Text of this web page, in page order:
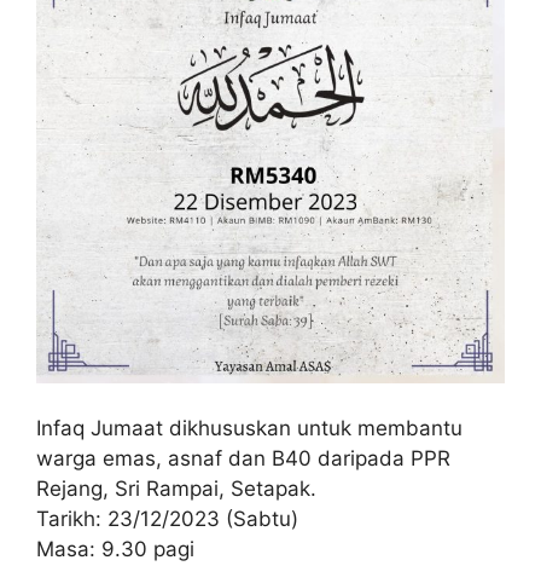
Infaq Jumaat dikhususkan untuk membantu
warga emas, asnaf dan B40 daripada PPR
Rejang, Sri Rampai, Setapak.
Tarikh: 23/12/2023 (Sabtu)
Masa: 9.30 pagi